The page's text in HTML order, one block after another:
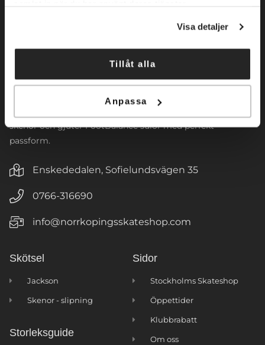
Visa detaljer
Tillåt alla
Anpassa
Norrköpings Skateshop startade sin verksamhet 2009. Vi
tillhandahåller konståkningsskridskor och skenor för alla
nivåer. Vi har även ett brett sortiment av
konståkningsklänningar samt tillbehör. Vi designar
klubbloggor till våra populära jackor, tights och väskor. I
skenor och gjuter FootBalance sulor med perfekt
passform.
Enskededalen, Sofielundsvägen 35
0766-316690
info@norrkopingsskateshop.com
Skötsel
Jackson
Skenor - slipning
Storleksguide
Sidor
Stockholms Skateshop
Öppettider
Klubbrabatt
Om oss